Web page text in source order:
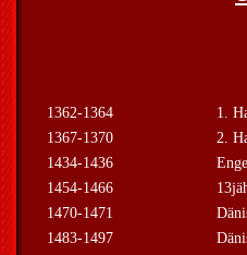
1362-1364
1.
1367-1370
2.
1434-1436
1454-1466
1470-1471
1483-1497